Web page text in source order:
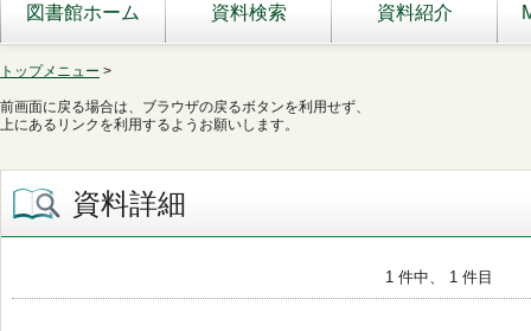
図書館ホーム 資料検索 資料紹介
トップメニュー >
前画面に戻る場合は、ブラウザの戻るボタンを利用せず、
上にあるリンクを利用するようお願いします。
資料詳細
1 件中、 1 件目